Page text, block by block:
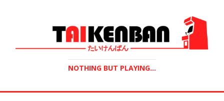
NOTHING BUT PLAYING...